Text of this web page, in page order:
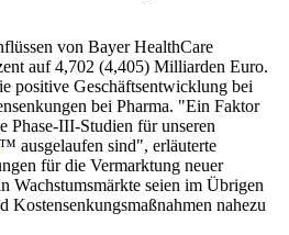
von Bayer HealthCare
auf 4,702 (4,405) Milliarden Euro.
positive Geschäftsentwicklung bei
bei Pharma. "Ein Faktor
Phase-III-Studien für unseren
™ ausgelaufen sind", erläuterte
für die Vermarktung neuer
Wachstumsmärkte seien im Übrigen
Kostensenkungsmaßnahmen nahezu